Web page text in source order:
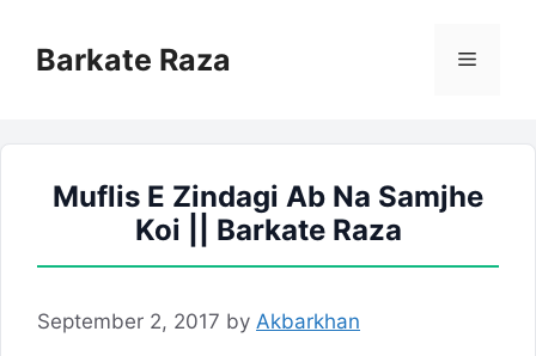
contentBarkate Raza Menu
Muflis E Zindagi Ab Na Samjhe
Koi || Barkate Raza
September 2, 2017 by Akbarkhan